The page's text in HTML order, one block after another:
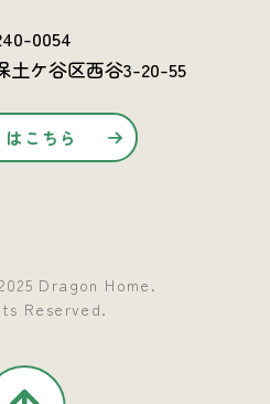
0054
土ケ谷区西谷3-20-55
こちら
Dragon Home.
Reserved.